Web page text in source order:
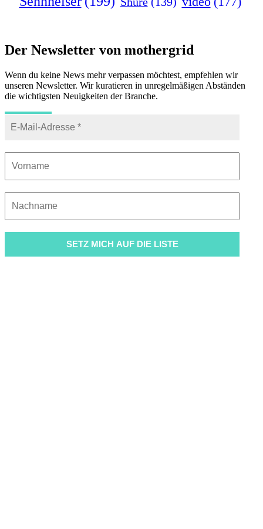
Der Newsletter von mothergrid
Wenn du keine News mehr verpassen möchtest, empfehlen wir
unseren Newsletter. Wir kuratieren in unregelmäßigen Abständen
die wichtigsten Neuigkeiten der Branche.